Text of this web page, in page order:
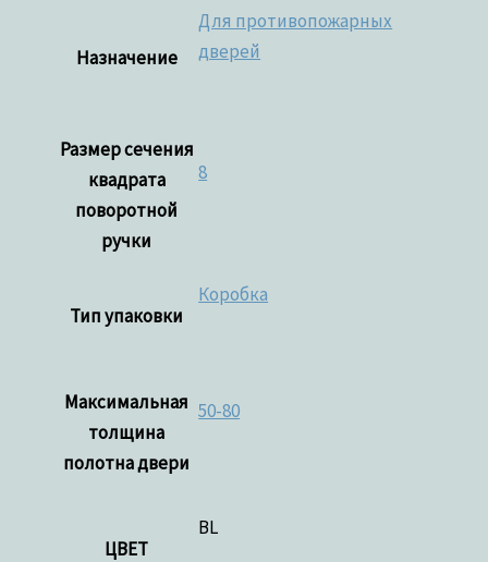
Назначение
Для противопожарных
дверей
Размер сечения
квадрата
поворотной
ручки
8
Тип упаковки
Коробка
Максимальная
толщина
полотна двери
50-80
ЦВЕТ
BL